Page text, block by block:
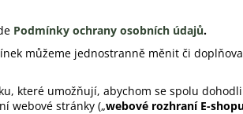
Podmínky ochrany osobních údajů.
můžeme jednostranně měnit či
které umožňují, abychom se spolu
webové stránky („webové rozhraní E-